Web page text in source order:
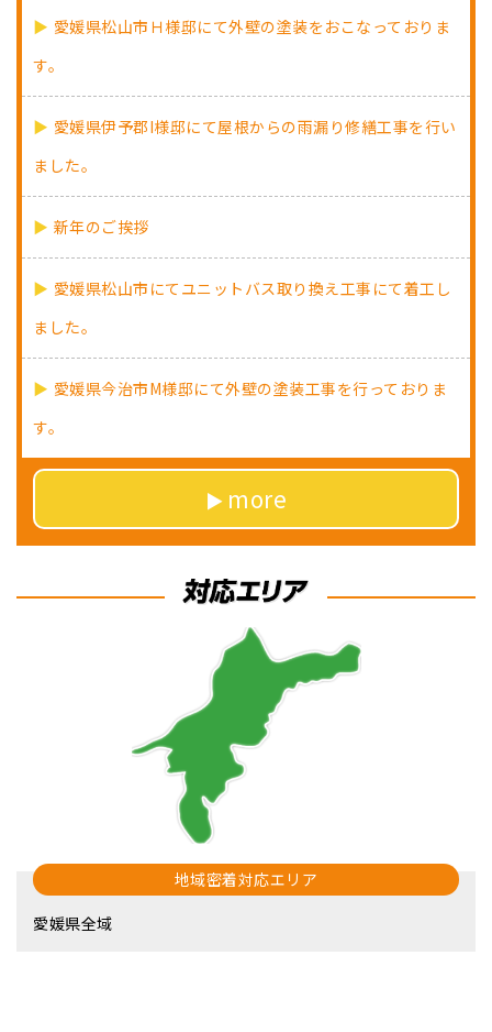
愛媛県松山市Ｈ様邸にて外壁の塗装をおこなっておりま
す。
愛媛県伊予郡I様邸にて屋根からの雨漏り修繕工事を行い
ました。
新年のご挨拶
愛媛県松山市にてユニットバス取り換え工事にて着工し
ました。
愛媛県今治市M様邸にて外壁の塗装工事を行っておりま
す。
more
地域密着対応エリア
愛媛県全域